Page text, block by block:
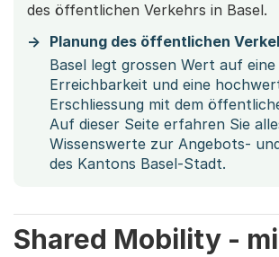
des öffentlichen Verkehrs in Basel.
Planung des öffentlichen
Basel legt grossen Wert auf
Erreichbarkeit und eine
Erschliessung mit dem
Auf dieser Seite erfahren Sie
Wissenswerte zur Angebots-
des Kantons Basel-Stadt.
Shared Mobility -